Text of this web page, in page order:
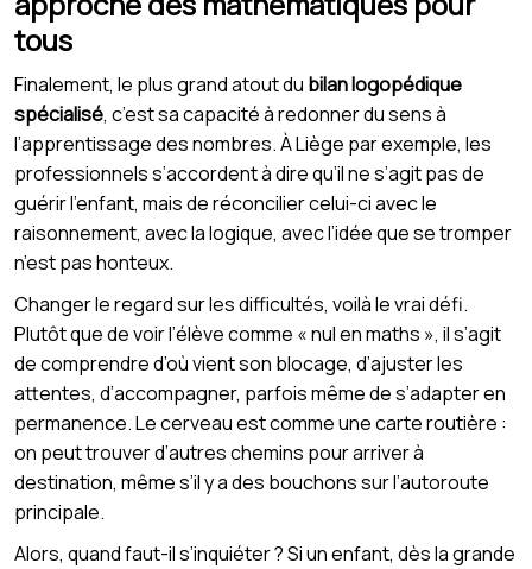
tous
Finalement, le plus grand atout du bilan logopédique
spécialisé, c’est sa capacité à redonner du sens à
l’apprentissage des nombres. À Liège par exemple, les
professionnels s’accordent à dire qu’il ne s’agit pas de
guérir l’enfant, mais de réconcilier celui-ci avec le
raisonnement, avec la logique, avec l’idée que se tromper
n’est pas honteux.
Changer le regard sur les difficultés, voilà le vrai défi.
Plutôt que de voir l’élève comme « nul en maths », il s’agit
de comprendre d’où vient son blocage, d’ajuster les
attentes, d’accompagner, parfois même de s’adapter en
permanence. Le cerveau est comme une carte routière :
on peut trouver d’autres chemins pour arriver à
destination, même s’il y a des bouchons sur l’autoroute
principale.
Alors, quand faut-il s’inquiéter ? Si un enfant, dès la grande